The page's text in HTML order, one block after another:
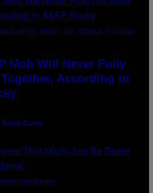
GETTY IMAGES FOR TRIBECA FESTIVAL)
Mob Will Never Fully
According to
Caleb Catlin
REDFERNS)